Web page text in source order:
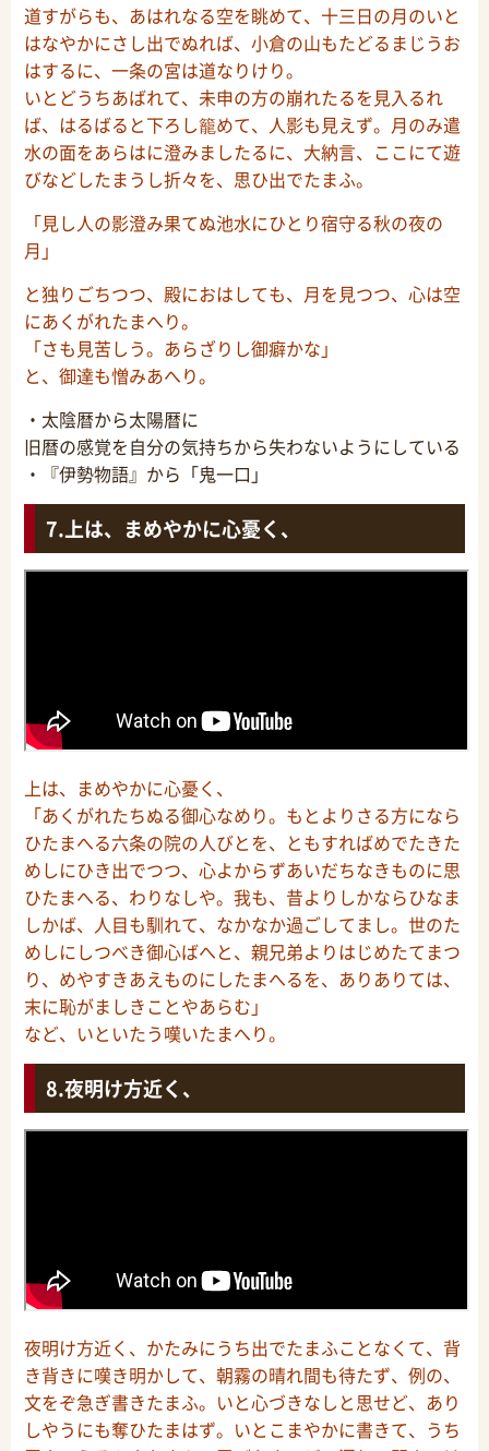
道すがらも、あはれなる空を眺めて、十三日の月のいと
はなやかにさし出でぬれば、小倉の山もたどるまじうお
はするに、一条の宮は道なりけり。
いとどうちあばれて、未申の方の崩れたるを見入るれ
ば、はるばると下ろし籠めて、人影も見えず。月のみ遣
水の面をあらはに澄みましたるに、大納言、ここにて遊
びなどしたまうし折々を、思ひ出でたまふ。
「見し人の影澄み果てぬ池水にひとり宿守る秋の夜の
月」
と独りごちつつ、殿におはしても、月を見つつ、心は空
にあくがれたまへり。
「さも見苦しう。あらざりし御癖かな」
と、御達も憎みあへり。
・太陰暦から太陽暦に
旧暦の感覚を自分の気持ちから失わないようにしている
・『伊勢物語』から「鬼一口」
上は、まめやかに心憂く、
上は、まめやかに心憂く、
「あくがれたちぬる御心なめり。もとよりさる方になら
ひたまへる六条の院の人びとを、ともすればめでたきた
めしにひき出でつつ、心よからずあいだちなきものに思
ひたまへる、わりなしや。我も、昔よりしかならひなま
しかば、人目も馴れて、なかなか過ごしてまし。世のた
めしにしつべき御心ばへと、親兄弟よりはじめたてまつ
り、めやすきあえものにしたまへるを、ありありては、
末に恥がましきことやあらむ」
など、いといたう嘆いたまへり。
夜明け方近く、
夜明け方近く、かたみにうち出でたまふことなくて、背
き背きに嘆き明かして、朝霧の晴れ間も待たず、例の、
文をぞ急ぎ書きたまふ。いと心づきなしと思せど、あり
しやうにも奪ひたまはず。いとこまやかに書きて、うち